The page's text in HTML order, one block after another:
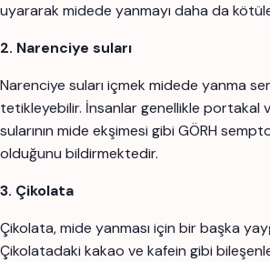
uyararak midede yanmayı daha da
2. Narenciye suları
Narenciye suları içmek midede yanma
tetikleyebilir. İnsanlar genellikle portakal
sularının mide ekşimesi gibi GÖRH
olduğunu bildirmektedir.
3. Çikolata
Çikolata, mide yanması için bir başka
Çikolatadaki kakao ve kafein gibi